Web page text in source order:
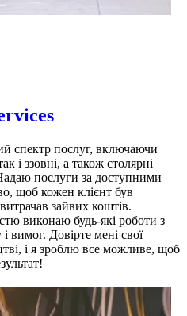
спектр послуг, включаючи
і ззовні, а також столярні
послуги за доступними
щоб кожен клієнт був
зайвих коштів.
виконаю будь-які роботи з
вимог. Довірте мені свої
і я зроблю все можливе, щоб